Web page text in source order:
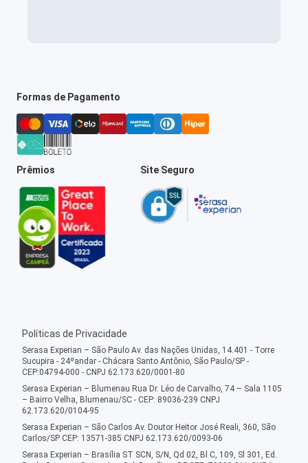
Formas de Pagamento
Prêmios Site Seguro
Políticas de Privacidade
Serasa Experian – São Paulo Av. das Nações Unidas, 14.401 - Torre
Sucupira - 24ºandar - Chácara Santo Antônio, São Paulo/SP -
CEP:04794-000 - CNPJ 62.173.620/0001-80
Serasa Experian – Blumenau Rua Dr. Léo de Carvalho, 74 – Sala 1105
– Bairro Velha, Blumenau/SC - CEP: 89036-239 CNPJ
62.173.620/0104-95
Serasa Experian – São Carlos Av. Doutor Heitor José Reali, 360, São
Carlos/SP CEP: 13571-385 CNPJ 62.173.620/0093-06
Serasa Experian – Brasília ST SCN, S/N, Qd 02, Bl C, 109, Sl 301, Ed.